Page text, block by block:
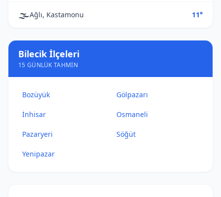
🌫️Ağlı, Kastamonu 11°
Bilecik İlçeleri
15 GÜNLÜK TAHMIN
Bozüyük Gölpazarı
İnhisar Osmaneli
Pazaryeri Söğüt
Yenipazar